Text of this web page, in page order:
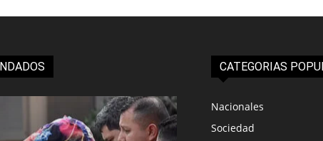
CATEGORIAS
Nacionales
Sociedad